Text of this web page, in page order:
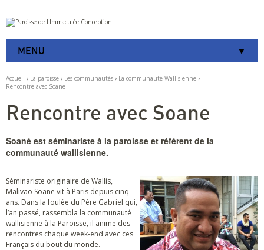
Aller
au
contenu.
à
navigation
Outils
personnels
MENU
Accueil › La paroisse › Les communautés › La communauté Wallisienne ›
Rencontre avec Soane
Rencontre avec Soane
Soané est séminariste à la paroisse et référent de la
communauté wallisienne.
Séminariste originaire de Wallis,
Malivao Soane vit à Paris depuis cinq
ans. Dans la foulée du Père Gabriel qui,
l’an passé, rassembla la communauté
wallisienne à la Paroisse, il anime des
rencontres chaque week-end avec ces
Français du bout du monde.